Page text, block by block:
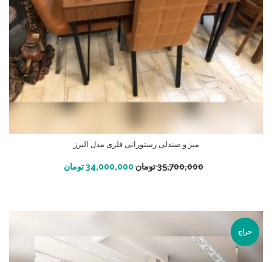
میز و صندلی رستورانی فلزی مدل البرز
35,700,000تومان 34,000,000تومان افزودن به سبد خرید
حراج